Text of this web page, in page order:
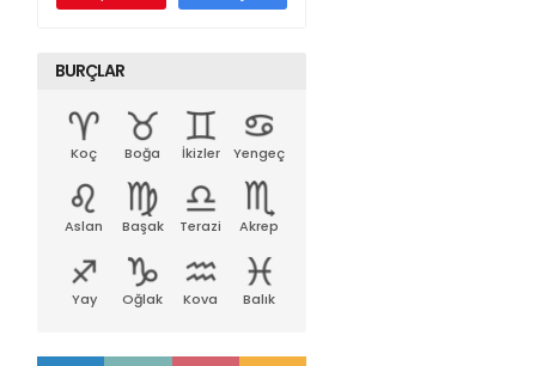
BURÇLAR
Koç Boğa İkizler Yengeç
Aslan Başak Terazi Akrep
Yay Oğlak Kova Balık